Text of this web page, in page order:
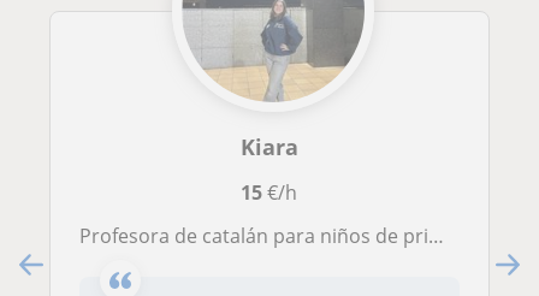
Kiara
15€/h
Profesora de catalán para niños de primaria y ESO